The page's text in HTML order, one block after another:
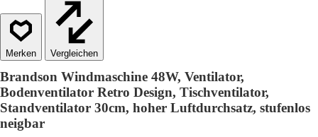
Vergleichen
Brandson Windmaschine 48W, Ventilator,
Bodenventilator Retro Design, Tischventilator,
Standventilator 30cm, hoher Luftdurchsatz, stufenlos
neigbar